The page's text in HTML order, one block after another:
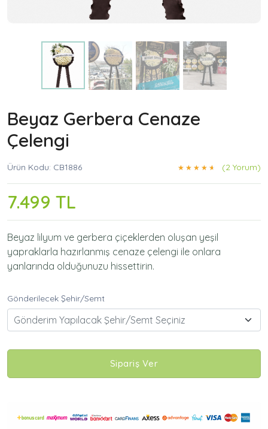
Beyaz Gerbera Cenaze
Çelengi
Ürün Kodu: CB1886 (2 Yorum)
7.499 TL
Beyaz lilyum ve gerbera çiçeklerden oluşan yeşil
yapraklarla hazırlanmış cenaze çelengi ile onlara
yanlarında olduğunuzu hissettirin.
Gönderilecek Şehir/Semt
Gönderim Yapılacak Şehir/Semt Seçiniz
Sipariş Ver